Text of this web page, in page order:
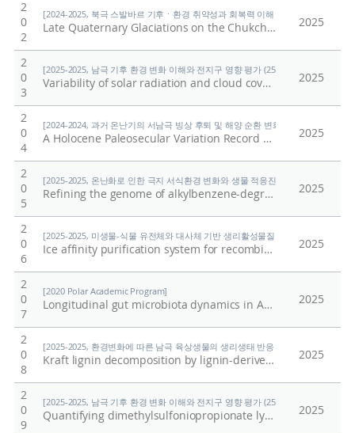
2
0
2
[2024-2025, 북극 스발바르 기후ㆍ환경 취약성과 회복력 이해 (24-25) / 남승일]
Late Quaternary Glaciations on the Chukchi Margin, Arctic Ocean: Insights From Echo Sounding and Sediment Records 2025
2
0
3
[2025-2025, 남극 기후 환경 변화 이해와 전지구 영향 평가 (25-25) / 정의석]
Variability of solar radiation and cloud cover in the Antarctic Peninsula region 2025
2
0
4
[2024-2024, 과거 온난기의 서남극 빙상 후퇴 및 해양 순환 변화 연구 (24-24) / 유
A Holocene Paleosecular Variation Record From the Northwestern Ross Sea, Antarctica 2025
2
0
5
[2025-2025, 온난화로 인한 극지 서식환경 변화와 생물 적응진화 연구 (25-25) / 김
Refining the genome of alkylbenzene-degrading Rhodococcus sp. DK17 and comparative analysis with genomes of its deletion mutants 2025
2
0
6
[2025-2025, 미생물-식물 유전체와 대사체 기반 생리활성물질 개발 및 식물 회복
Ice affinity purification system for recombinant proteins using a DUF3494 ice-binding protein 2025
2
0
7
[2020 Polar Academic Program]
Longitudinal gut microbiota dynamics in Antarctic research mission crews 2025
2
0
8
[2025-2025, 환경변화에 따른 남극 육상생물의 생리생태 반응 규명 (25-25) / 이형
Kraft lignin decomposition by lignin-derived aromatic compound degrader Rhodococcus sp. DK17 2025
2
0
9
[2025-2025, 남극 기후 환경 변화 이해와 전지구 영향 평가 (25-25) / 정의석]
Quantifying dimethylsulfoniopropionate lyase activity in marine environments using selected ion flow tube mass spectrometry 2025